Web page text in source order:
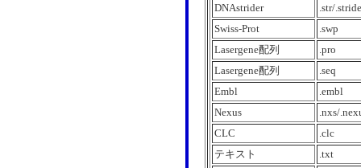
DNAstrider
.str/
Swiss-Prot
.swp
Lasergene配列
.pro
Lasergene配列
.seq
Embl
.embl
Nexus
.nxs/
CLC
.clc
テキスト
.txt